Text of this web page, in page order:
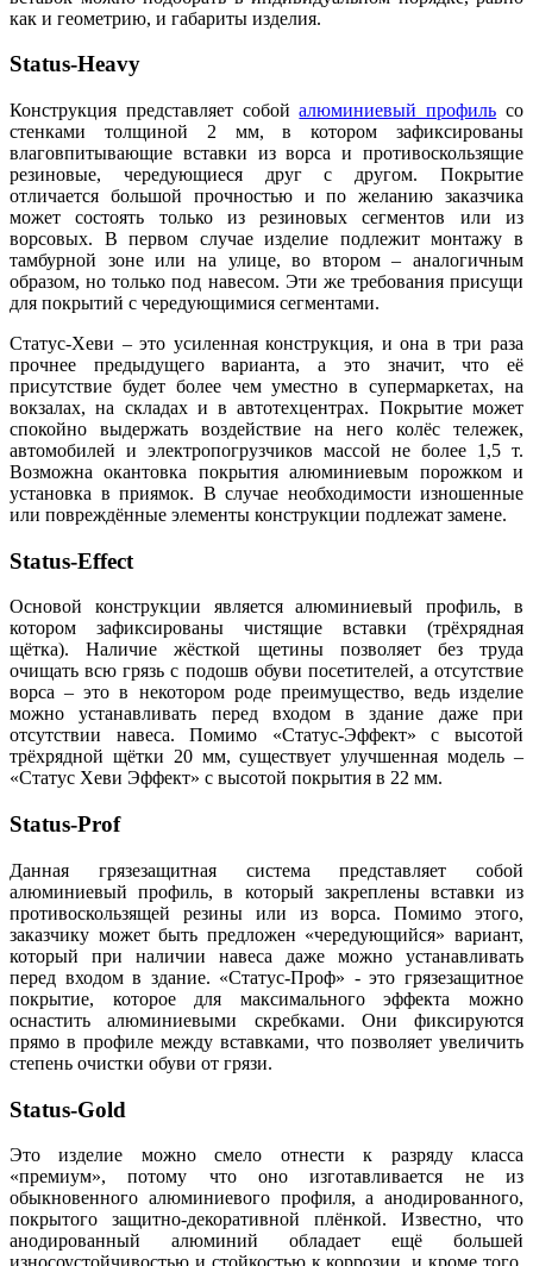
как и геометрию, и габариты изделия.
Status-Heavy
Конструкция представляет собойалюминиевый профиль со
стенками толщиной 2 мм, в котором зафиксированы
влаговпитывающие вставки из ворса и противоскользящие
резиновые, чередующиеся друг с другом. Покрытие
отличается большой прочностью и по желанию заказчика
может состоять только из резиновых сегментов или из
ворсовых. В первом случае изделие подлежит монтажу в
тамбурной зоне или на улице, во втором – аналогичным
образом, но только под навесом. Эти же требования присущи
для покрытий с чередующимися сегментами.
Статус-Хеви – это усиленная конструкция, и она в три раза
прочнее предыдущего варианта, а это значит, что её
присутствие будет более чем уместно в супермаркетах, на
вокзалах, на складах и в автотехцентрах. Покрытие может
спокойно выдержать воздействие на него колёс тележек,
автомобилей и электропогрузчиков массой не более 1,5 т.
Возможна окантовка покрытия алюминиевым порожком и
установка в приямок. В случае необходимости изношенные
или повреждённые элементы конструкции подлежат замене.
Status-Effect
Основой конструкции является алюминиевый профиль, в
котором зафиксированы чистящие вставки (трёхрядная
щётка). Наличие жёсткой щетины позволяет без труда
очищать всю грязь с подошв обуви посетителей, а отсутствие
ворса – это в некотором роде преимущество, ведь изделие
можно устанавливать перед входом в здание даже при
отсутствии навеса. Помимо «Статус-Эффект» с высотой
трёхрядной щётки 20 мм, существует улучшенная модель –
«Статус Хеви Эффект» с высотой покрытия в 22 мм.
Status-Prof
Данная грязезащитная система представляет собой
алюминиевый профиль, в который закреплены вставки из
противоскользящей резины или из ворса. Помимо этого,
заказчику может быть предложен «чередующийся» вариант,
который при наличии навеса даже можно устанавливать
перед входом в здание. «Статус-Проф» - это грязезащитное
покрытие, которое для максимального эффекта можно
оснастить алюминиевыми скребками. Они фиксируются
прямо в профиле между вставками, что позволяет увеличить
степень очистки обуви от грязи.
Status-Gold
Это изделие можно смело отнести к разряду класса
«премиум», потому что оно изготавливается не из
обыкновенного алюминиевого профиля, а анодированного,
покрытого защитно-декоративной плёнкой. Известно, что
анодированный алюминий обладает ещё большей